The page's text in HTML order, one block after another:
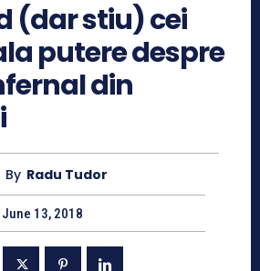
(dar stiu) cei
putere despre
din
By Radu Tudor
June 13, 2018